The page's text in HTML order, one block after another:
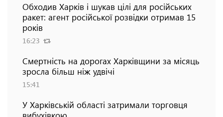
Обходив Харків і шукав цілі для російських
ракет: агент російської розвідки отримав 15
років
16:23
Смертність на дорогах Харківщини за місяць
зросла більш ніж удвічі
15:41
У Харківській області затримали торговця